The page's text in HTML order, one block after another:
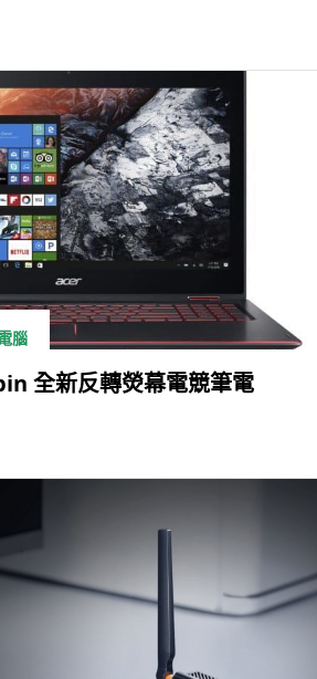
腦
全新反轉熒幕電競筆電